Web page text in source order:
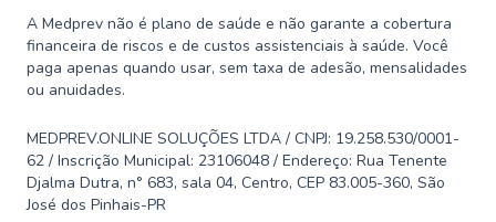
A Medprev não é plano de saúde e não garante a cobertura
financeira de riscos e de custos assistenciais à saúde. Você
paga apenas quando usar, sem taxa de adesão, mensalidades
ou anuidades.
MEDPREV.ONLINE SOLUÇÕES LTDA / CNPJ: 19.258.530/0001-
62 / Inscrição Municipal: 23106048 / Endereço: Rua Tenente
Djalma Dutra, n° 683, sala 04, Centro, CEP 83.005-360, São
José dos Pinhais-PR